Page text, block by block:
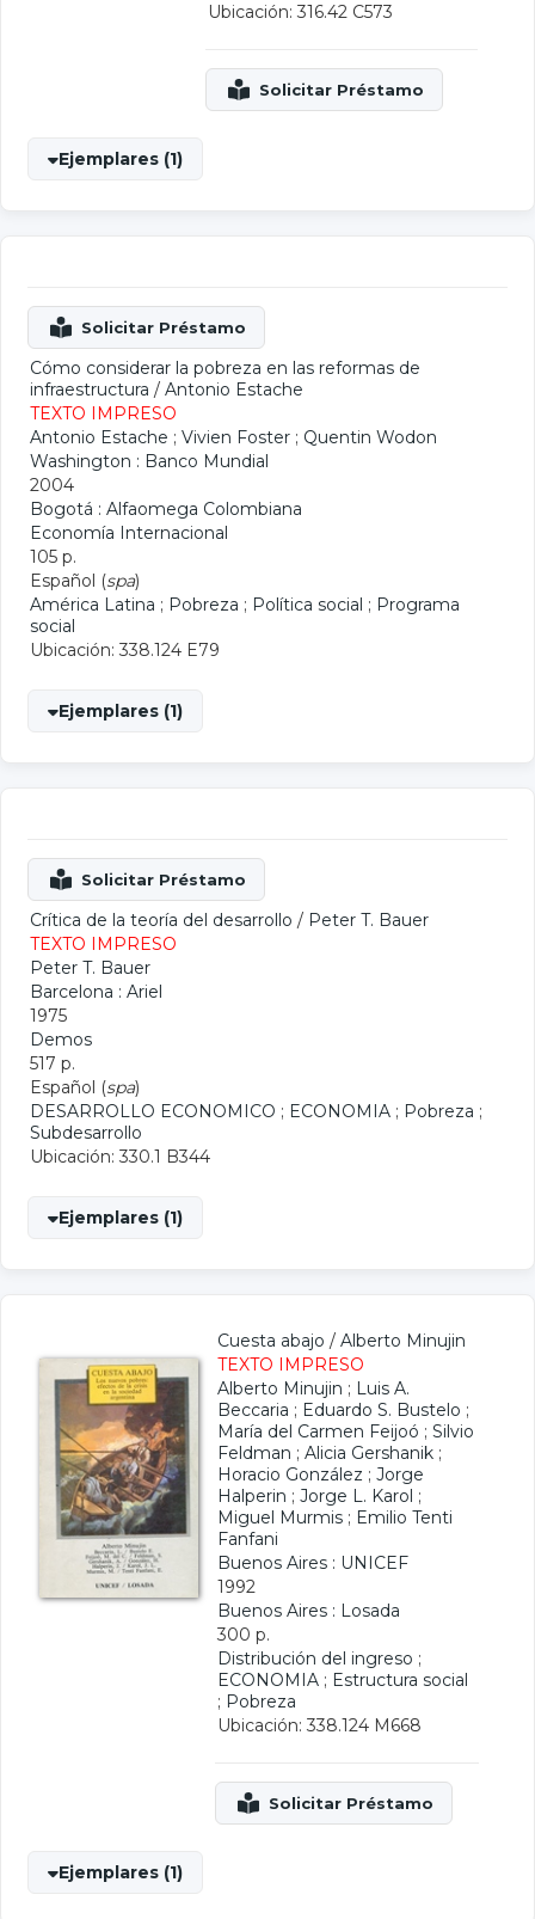
Ubicación: 316.42 C573
Ejemplares (1)
Cómo considerar la pobreza en las reformas de
infraestructura / Antonio Estache
TEXTO IMPRESO
Antonio Estache ; Vivien Foster ; Quentin Wodon
Washington : Banco Mundial
2004
Bogotá : Alfaomega Colombiana
Economía Internacional
105 p.
Español (spa)
América Latina ; Pobreza ; Política social ; Programa
social
Ubicación: 338.124 E79
Ejemplares (1)
Crítica de la teoría del desarrollo / Peter T. Bauer
TEXTO IMPRESO
Peter T. Bauer
Barcelona : Ariel
1975
Demos
517 p.
Español (spa)
DESARROLLO ECONOMICO ; ECONOMIA ; Pobreza ;
Subdesarrollo
Ubicación: 330.1 B344
Ejemplares (1)
Cuesta abajo / Alberto Minujin
TEXTO IMPRESO
Alberto Minujin ; Luis A.
Beccaria ; Eduardo S. Bustelo ;
María del Carmen Feijoó ; Silvio
Feldman ; Alicia Gershanik ;
Horacio González ; Jorge
Halperin ; Jorge L. Karol ;
Miguel Murmis ; Emilio Tenti
Fanfani
Buenos Aires : UNICEF
1992
Buenos Aires : Losada
300 p.
Distribución del ingreso ;
ECONOMIA ; Estructura social
; Pobreza
Ubicación: 338.124 M668
Ejemplares (1)